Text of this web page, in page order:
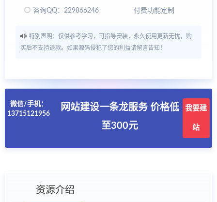
咨询QQ：229866246 付费功能定制
特别声明：仅供参考学习，可指导安装，永久使用更新无忧，购
买后不支持退款。如果源码侵犯了您的利益请留言告知！
微信/手机：
13715121956
网站建设一条龙服务 价格低
至300元
我要建
站
资源介绍